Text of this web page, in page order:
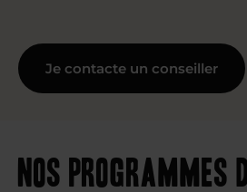
Je contacte un conseiller
Nos programmes